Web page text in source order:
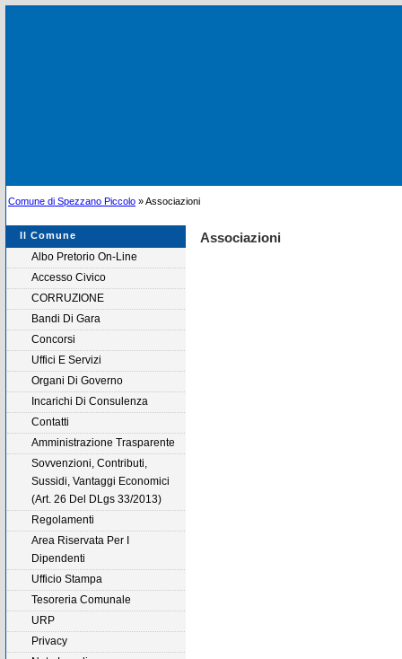
Comune di Spezzano Piccolo » Associazioni
Il Comune
Albo Pretorio On-Line
Accesso Civico
CORRUZIONE
Bandi Di Gara
Concorsi
Uffici E Servizi
Organi Di Governo
Incarichi Di Consulenza
Contatti
Amministrazione Trasparente
Sovvenzioni, Contributi,
Sussidi, Vantaggi Economici
(Art. 26 Del DLgs 33/2013)
Regolamenti
Area Riservata Per I
Dipendenti
Ufficio Stampa
Tesoreria Comunale
URP
Privacy
Associazioni